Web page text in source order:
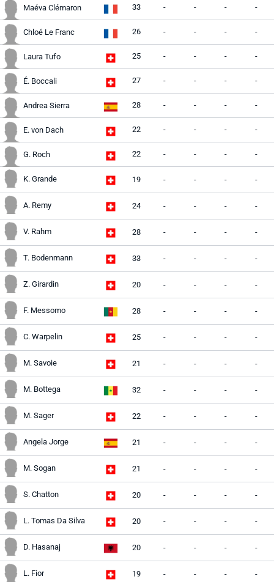
Maéva Clémaron 33 - - - -
Chloé Le Franc 26 - - - -
Laura Tufo 25 - - - -
É. Boccali 27 - - - -
Andrea Sierra 28 - - - -
E. von Dach 22 - - - -
G. Roch 22 - - - -
K. Grande 19 - - - -
A. Remy 24 - - - -
V. Rahm 28 - - - -
T. Bodenmann 33 - - - -
Z. Girardin 20 - - - -
F. Messomo 28 - - - -
C. Warpelin 25 - - - -
M. Savoie 21 - - - -
M. Bottega 32 - - - -
M. Sager 22 - - - -
Angela Jorge 21 - - - -
M. Sogan 21 - - - -
S. Chatton 20 - - - -
L. Tomas Da Silva 20 - - - -
D. Hasanaj 20 - - - -
L. Fior 19 - - - -